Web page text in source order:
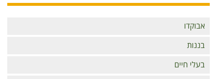
Branches
אבוקדו
בננות
בעלי חיים